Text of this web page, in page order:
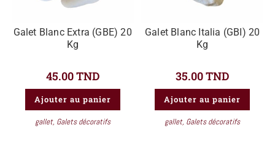
Galet Blanc Extra (GBE) 20
Kg
45.00TND
Ajouter au panier
gallet, Galets décoratifs
Galet Blanc Italia (GBI) 20
Kg
35.00TND
Ajouter au panier
gallet, Galets décoratifs